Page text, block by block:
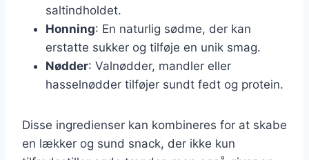
saltindholdet.
Honning: En naturlig sødme, der kan
erstatte sukker og tilføje en unik smag.
Nødder: Valnødder, mandler eller
hasselnødder tilføjer sundt fedt og protein.
Disse ingredienser kan kombineres for at skabe
en lækker og sund snack, der ikke kun